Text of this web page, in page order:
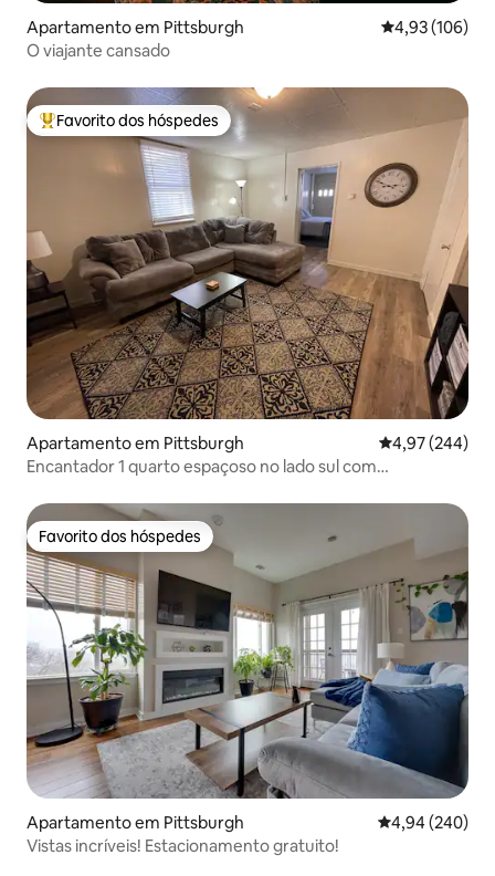
Apartamento em Pittsburgh Classificação
4,93 (106)
O viajante cansado
Favoritos dos hóspedes mais apreciados
Favorito dos hóspedes
Apartamento em Pittsburgh Classificação
4,97 (244)
Encantador 1 quarto espaçoso no lado sul com
Favorito dos hóspedes
Favorito dos hóspedes
Apartamento em Pittsburgh Classificação
4,94 (240)
Vistas incríveis! Estacionamento gratuito!